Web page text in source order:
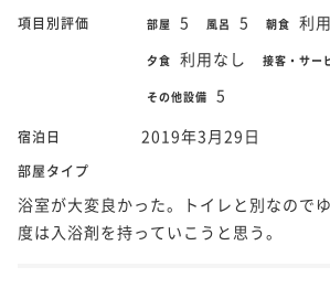
項目別評価 部屋 5 風呂 5 朝食 利
夕食 利用なし 接客・サー
その他設備 5
宿泊日 2019年3月29日
部屋タイプ
浴室が大変良かった。トイレと別なので
度は入浴剤を持っていこうと思う。